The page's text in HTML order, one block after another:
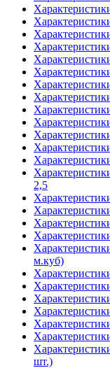
2,5
м.куб)
шт.)